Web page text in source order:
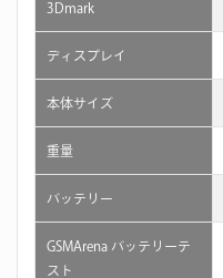
3Dmark
ディスプレイ
本体サイズ
重量
バッテリー
GSMArena バッテリーテ
スト